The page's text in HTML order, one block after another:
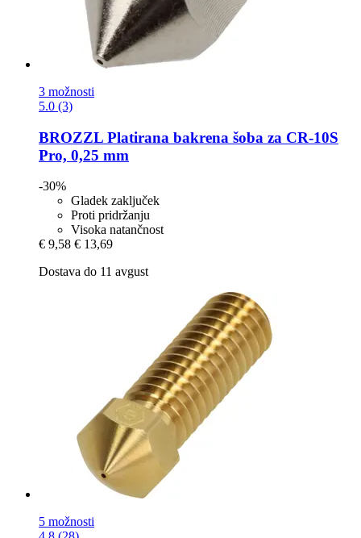
3 možnosti
5.0 (3)
BROZZL Platirana bakrena šoba za CR-​10S
Pro, 0,25 mm
-30%
Gladek zaključek
Proti pridržanju
Visoka natančnost
€ 9,58 € 13,69
Dostava do 11 avgust
5 možnosti